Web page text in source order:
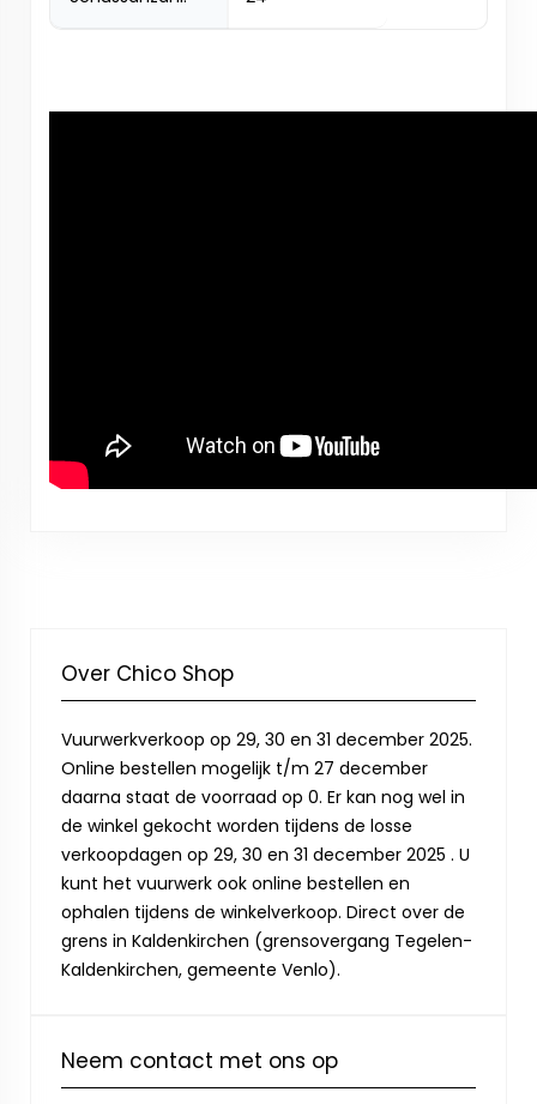
Over Chico Shop
Vuurwerkverkoop op 29, 30 en 31 december 2025.
Online bestellen mogelijk t/m 27 december
daarna staat de voorraad op 0. Er kan nog wel in
de winkel gekocht worden tijdens de losse
verkoopdagen op 29, 30 en 31 december 2025 . U
kunt het vuurwerk ook online bestellen en
ophalen tijdens de winkelverkoop. Direct over de
grens in Kaldenkirchen (grensovergang Tegelen-
Kaldenkirchen, gemeente Venlo).
Neem contact met ons op